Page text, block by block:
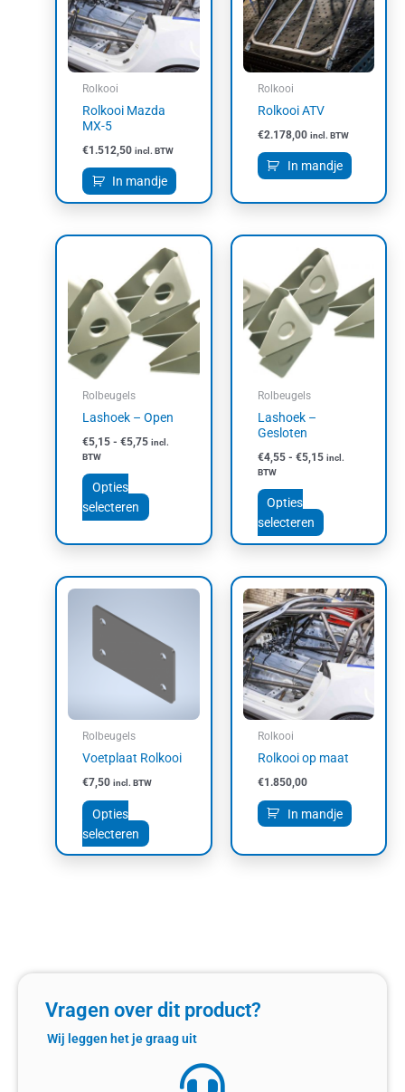
Rolkooi
Rolkooi Mazda
MX-5
€1.512,50 incl. BTW
In mandje
Rolkooi
Rolkooi ATV
€2.178,00 incl. BTW
In mandje
Rolbeugels
Lashoek – Open
€5,15 - €5,75
€5,15
tot
€5,75
incl.
BTW
Opties
selecteren
Dit
product
heeft
meerdere
variaties.
Deze
optie
worden
op
Rolbeugels
Lashoek –
Gesloten
€4,55 - €5,15
€4,55
tot
€5,15
incl.
BTW
Opties
selecteren
Dit
product
heeft
meerdere
variaties.
de
Rolbeugels
Voetplaat Rolkooi
€7,50 incl. BTW
Opties
selecteren
Dit
meerdere
Deze
optie
worden
op
productpagina
Rolkooi
Rolkooi op maat
€1.850,00
In mandje
Vragen over dit product?
Wij leggen het je graag uit